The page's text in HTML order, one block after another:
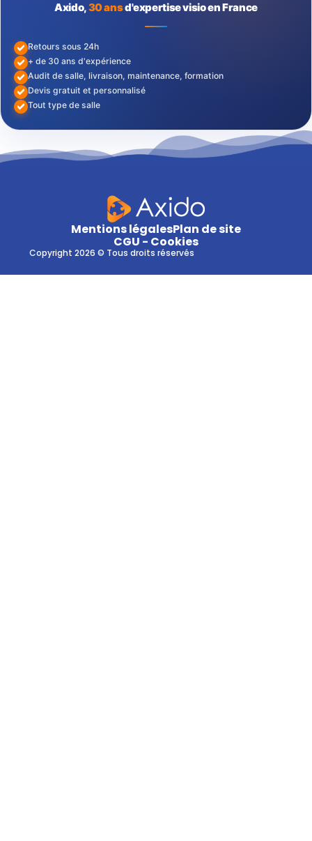
Axido,30 ansd'expertise visio en France
Retours sous 24h
+ de 30 ans d'expérience
Audit de salle, livraison, maintenance, formation
Devis gratuit et personnalisé
Tout type de salle
Mentions légalesPlan de site
CGU - Cookies
Copyright 2026 © Tous droits réservés